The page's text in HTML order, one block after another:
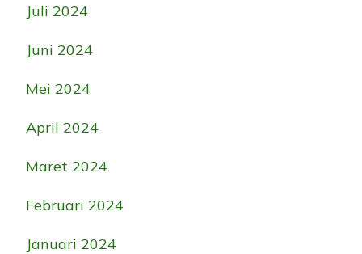
Juli 2024
Juni 2024
Mei 2024
April 2024
Maret 2024
Februari 2024
Januari 2024